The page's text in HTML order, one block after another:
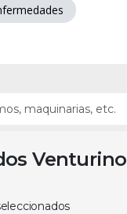
Venturino